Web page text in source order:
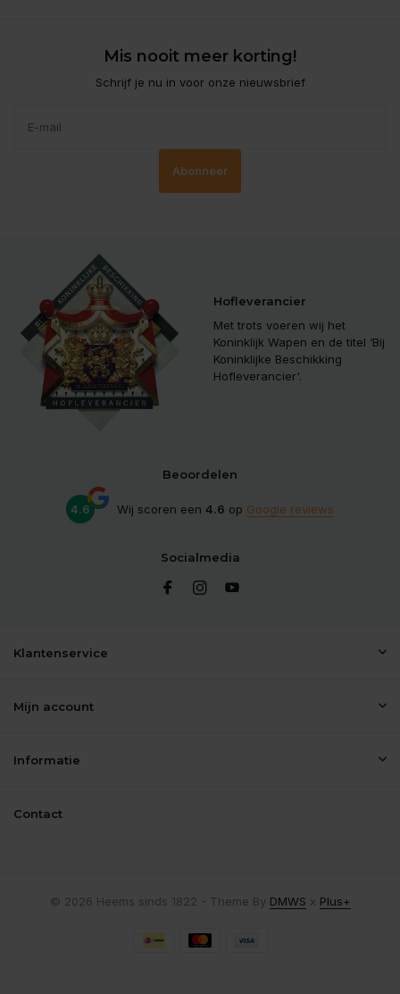
Mis nooit meer korting!
Schrijf je nu in voor onze nieuwsbrief
Abonneer
Hofleverancier
Met trots voeren wij het
Koninklijk Wapen en de titel ‘Bij
Koninklijke Beschikking
Hofleverancier'.
Beoordelen
4.6 Wij scoren een 4.6 op Google reviews
Socialmedia
Klantenservice
Mijn account
Informatie
Contact
© 2026 Heems sinds 1822 - Theme By DMWS x Plus+